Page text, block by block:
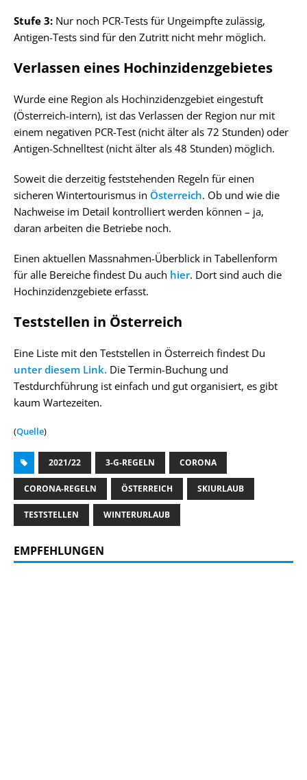
Stufe 3: Nur noch PCR-Tests für Ungeimpfte zulässig,
Antigen-Tests sind für den Zutritt nicht mehr möglich.
Verlassen eines Hochinzidenzgebietes
Wurde eine Region als Hochinzidenzgebiet eingestuft
(Österreich-intern), ist das Verlassen der Region nur mit
einem negativen PCR-Test (nicht älter als 72 Stunden) oder
Antigen-Schnelltest (nicht älter als 48 Stunden) möglich.
Soweit die derzeitig feststehenden Regeln für einen
sicheren Wintertourismus in Österreich. Ob und wie die
Nachweise im Detail kontrolliert werden können – ja,
daran arbeiten die Betriebe noch.
Einen aktuellen Massnahmen-Überblick in Tabellenform
für alle Bereiche findest Du auch hier. Dort sind auch die
Hochinzidenzgebiete erfasst.
Teststellen in Österreich
Eine Liste mit den Teststellen in Österreich findest Du
unter diesem Link. Die Termin-Buchung und
Testdurchführung ist einfach und gut organisiert, es gibt
kaum Wartezeiten.
(Quelle)
2021/22 3-G-REGELN CORONA
CORONA-REGELN ÖSTERREICH SKIURLAUB
TESTSTELLEN WINTERURLAUB
EMPFEHLUNGEN